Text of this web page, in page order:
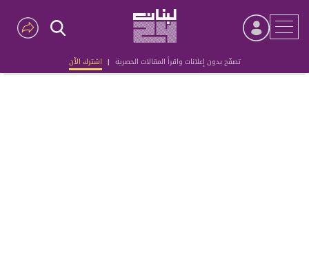
تصفّح بدون إعلانات واقرأ المقالات الحصرية | اشترك الآن
Advertisement